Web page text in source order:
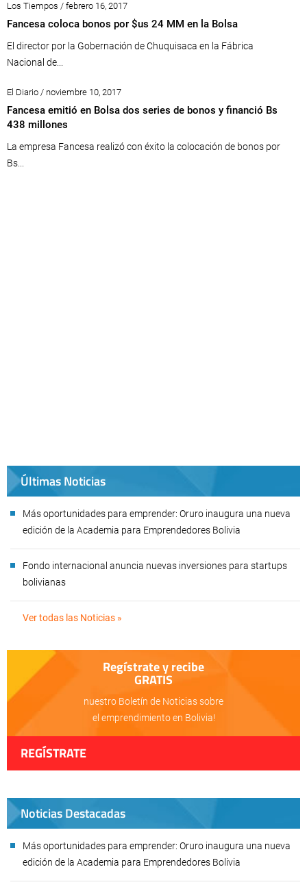
Los Tiempos / febrero 16, 2017
Fancesa coloca bonos por $us 24 MM en la Bolsa
El director por la Gobernación de Chuquisaca en la Fábrica
Nacional de...
El Diario / noviembre 10, 2017
Fancesa emitió en Bolsa dos series de bonos y financió Bs
438 millones
La empresa Fancesa realizó con éxito la colocación de bonos por
Bs...
Últimas Noticias
Más oportunidades para emprender: Oruro inaugura una nueva
edición de la Academia para Emprendedores Bolivia
Fondo internacional anuncia nuevas inversiones para startups
bolivianas
Ver todas las Noticias »
Regístrate y recibe
GRATIS
nuestro Boletín de Noticias sobre
el emprendimiento en Bolivia!
REGÍSTRATE
Noticias Destacadas
Más oportunidades para emprender: Oruro inaugura una nueva
edición de la Academia para Emprendedores Bolivia